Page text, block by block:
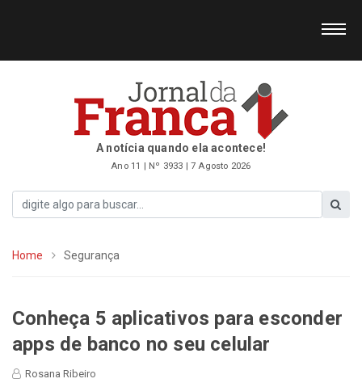
A notícia quando ela acontece!
Ano 11 | Nº 3933 | 7 Agosto 2026
Home Segurança
Conheça 5 aplicativos para esconder
apps de banco no seu celular
Rosana Ribeiro